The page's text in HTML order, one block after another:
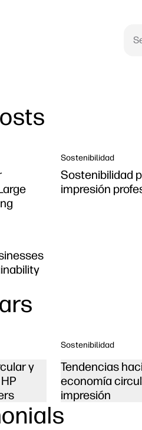
Sostenibilidad
Sostenibilidad
impresión
y
Sostenibilidad
Tendencias
economía
impresión